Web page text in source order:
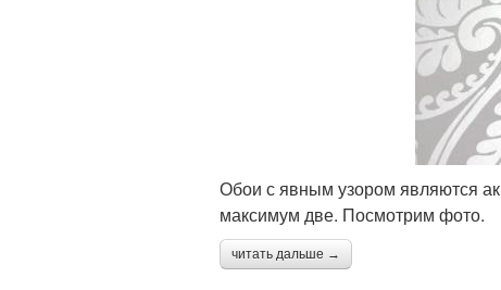
Обои с явным узором являются
максимум две. Посмотрим фото.
читать дальше →